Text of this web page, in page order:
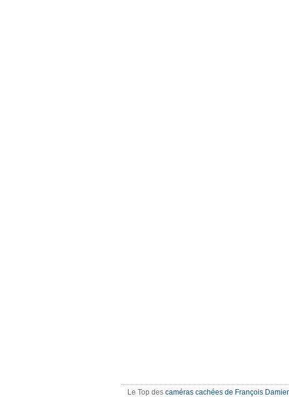
Le Top des caméras cachées de François